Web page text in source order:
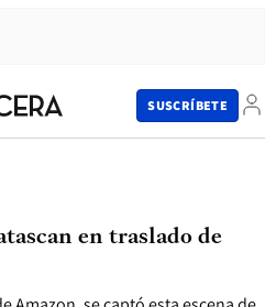
SUSCRÍBETE
en traslado de